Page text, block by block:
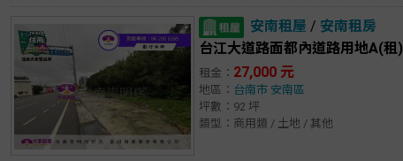
安南租屋 / 安南租房
台江大道路面都內道路用地A(租)
租金： 27,000 元
地區： 台南市 安南區
坪數：92 坪
類型：商用類 / 土地 / 其他